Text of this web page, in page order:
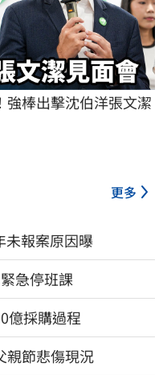
強棒出擊沈伯洋張文潔
更多
未報案原因曝
急停班課
億採購過程
節悲傷現況